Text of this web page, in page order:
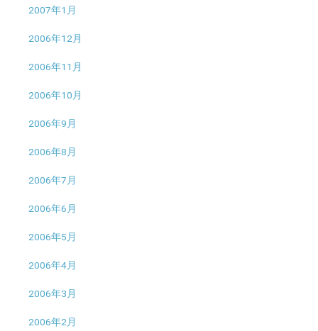
2007年1月
2006年12月
2006年11月
2006年10月
2006年9月
2006年8月
2006年7月
2006年6月
2006年5月
2006年4月
2006年3月
2006年2月